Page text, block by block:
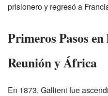
prisionero y regresó a
Primeros Pasos
Reunión y África
En 1873, Gallieni fue